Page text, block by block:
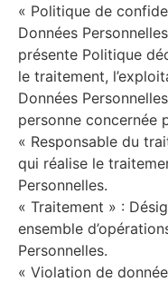
« Politique de
Données
présente Politique
le traitement,
Données
personne concernée
« Responsable du
qui réalise le
Personnelles.
« Traitement » :
ensemble
Personnelles.
« Violation de